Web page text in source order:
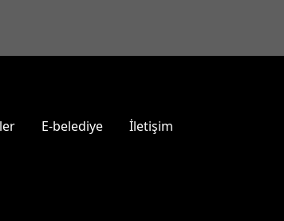
E-belediye İletişim